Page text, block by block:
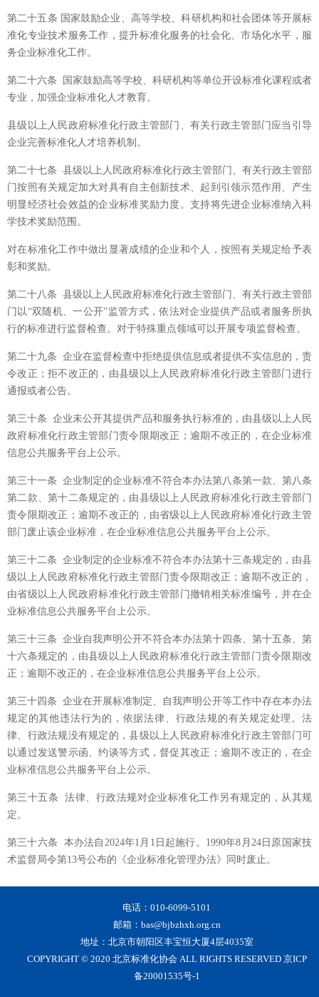
第二十五条 国家鼓励企业、高等学校、科研机构和社会团体等开展标
准化专业技术服务工作，提升标准化服务的社会化、市场化水平，服
务企业标准化工作。
第二十六条 国家鼓励高等学校、科研机构等单位开设标准化课程或者
专业，加强企业标准化人才教育。
县级以上人民政府标准化行政主管部门、有关行政主管部门应当引导
企业完善标准化人才培养机制。
第二十七条 县级以上人民政府标准化行政主管部门、有关行政主管部
门按照有关规定加大对具有自主创新技术、起到引领示范作用、产生
明显经济社会效益的企业标准奖励力度。支持将先进企业标准纳入科
学技术奖励范围。
对在标准化工作中做出显著成绩的企业和个人，按照有关规定给予表
彰和奖励。
第二十八条 县级以上人民政府标准化行政主管部门、有关行政主管部
门以“双随机、一公开”监管方式，依法对企业提供产品或者服务所执
行的标准进行监督检查。对于特殊重点领域可以开展专项监督检查。
第二十九条 企业在监督检查中拒绝提供信息或者提供不实信息的，责
令改正；拒不改正的，由县级以上人民政府标准化行政主管部门进行
通报或者公告。
第三十条 企业未公开其提供产品和服务执行标准的，由县级以上人民
政府标准化行政主管部门责令限期改正；逾期不改正的，在企业标准
信息公共服务平台上公示。
第三十一条 企业制定的企业标准不符合本办法第八条第一款、第八条
第二款、第十二条规定的，由县级以上人民政府标准化行政主管部门
责令限期改正；逾期不改正的，由省级以上人民政府标准化行政主管
部门废止该企业标准，在企业标准信息公共服务平台上公示。
第三十二条 企业制定的企业标准不符合本办法第十三条规定的，由县
级以上人民政府标准化行政主管部门责令限期改正；逾期不改正的，
由省级以上人民政府标准化行政主管部门撤销相关标准编号，并在企
业标准信息公共服务平台上公示。
第三十三条 企业自我声明公开不符合本办法第十四条、第十五条、第
十六条规定的，由县级以上人民政府标准化行政主管部门责令限期改
正；逾期不改正的，在企业标准信息公共服务平台上公示。
第三十四条 企业在开展标准制定、自我声明公开等工作中存在本办法
规定的其他违法行为的，依据法律、行政法规的有关规定处理。法
律、行政法规没有规定的，县级以上人民政府标准化行政主管部门可
以通过发送警示函、约谈等方式，督促其改正；逾期不改正的，在企
业标准信息公共服务平台上公示。
第三十五条 法律、行政法规对企业标准化工作另有规定的，从其规
定。
第三十六条 本办法自2024年1月1日起施行。1990年8月24日原国家技
术监督局令第13号公布的《企业标准化管理办法》同时废止。
电话：010-6099-5101
邮箱：bas@bjbzhxh.org.cn
地址：北京市朝阳区丰宝恒大厦4层4035室
COPYRIGHT © 2020 北京标准化协会 ALL RIGHTS RESERVED 京ICP
备20001535号-1